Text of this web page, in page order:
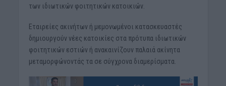
των ιδιωτικών φοιτητικών κατοικιών.
Εταιρείες ακινήτων ή μεμονωμένοι κατασκευαστές
δημιουργούν νέες κατοικίες στα πρότυπα ιδιωτικών
φοιτητικών εστιών ή ανακαινίζουν παλαιά ακίνητα
μεταμορφώνοντάς τα σε σύγχρονα διαμερίσματα.